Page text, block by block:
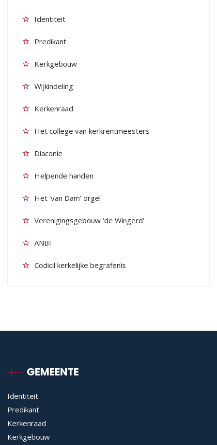
Identiteit
Predikant
Kerkgebouw
Wijkindeling
Kerkenraad
Het college van kerkrentmeesters
Diaconie
Helpende handen
Het ‘van Dam’ orgel
Verenigingsgebouw ‘de Wingerd’
ANBI
Codicil kerkelijke begrafenis
GEMEENTE
Identiteit
Predikant
Kerkenraad
Kerkgebouw